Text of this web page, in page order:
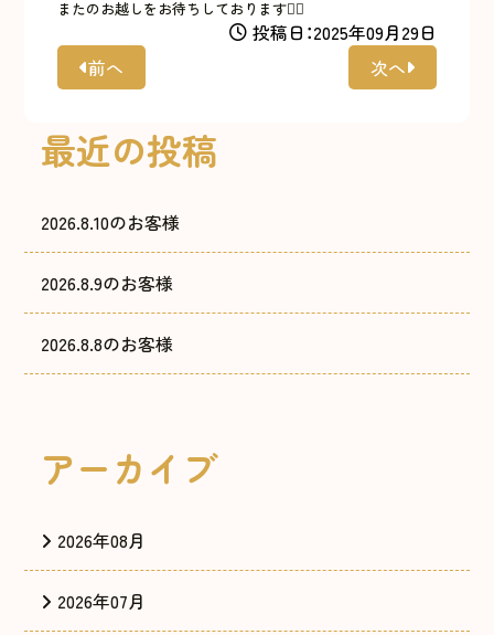
またのお越しをお待ちしております🙇‍♀️
投稿日：2025年09月29日
前へ
次へ
最近の投稿
2026.8.10のお客様
2026.8.9のお客様
2026.8.8のお客様
アーカイブ
2026年08月
2026年07月